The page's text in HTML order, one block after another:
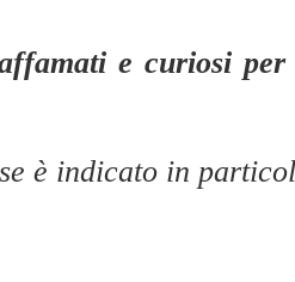
e curiosi
è indicato in